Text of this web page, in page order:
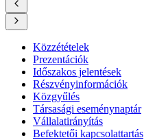
Közzétételek
Prezentációk
Időszakos jelentések
Részvényinformációk
Közgyűlés
Társasági eseménynaptár
Vállalatirányítás
Befektetői kapcsolattartás